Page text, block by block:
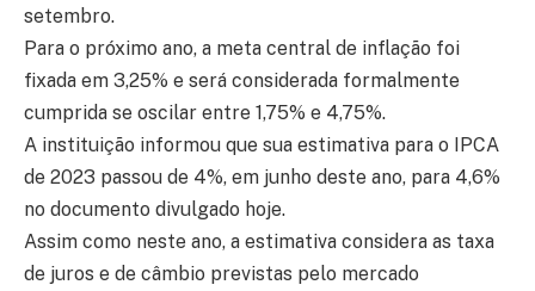
setembro.
Para o próximo ano, a meta central de inflação foi
fixada em 3,25% e será considerada formalmente
cumprida se oscilar entre 1,75% e 4,75%.
A instituição informou que sua estimativa para o IPCA
de 2023 passou de 4%, em junho deste ano, para 4,6%
no documento divulgado hoje.
Assim como neste ano, a estimativa considera as taxa
de juros e de câmbio previstas pelo mercado